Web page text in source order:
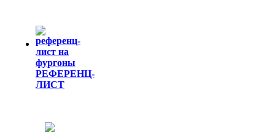
РЕФЕРЕНЦ-
ЛИСТ